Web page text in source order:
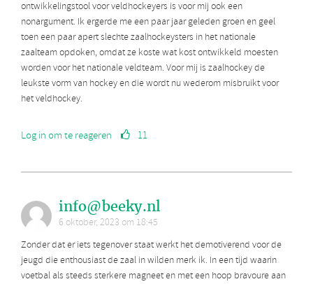
ontwikkelingstool voor veldhockeyers is voor mij ook een
nonargument. Ik ergerde me een paar jaar geleden groen en geel
toen een paar apert slechte zaalhockeysters in het nationale
zaalteam opdoken, omdat ze koste wat kost ontwikkeld moesten
worden voor het nationale veldteam. Voor mij is zaalhockey de
leukste vorm van hockey en die wordt nu wederom misbruikt voor
het veldhockey.
Log in om te reageren 11
info@beeky.nl
6 oktober, 2023 om 18:45
Zonder dat er iets tegenover staat werkt het demotiverend voor de
jeugd die enthousiast de zaal in wilden merk ik. In een tijd waarin
voetbal als steeds sterkere magneet en met een hoop bravoure aan